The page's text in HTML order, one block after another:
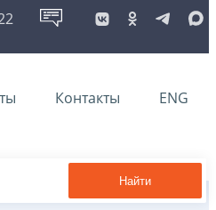
Контакты ENG
Найти